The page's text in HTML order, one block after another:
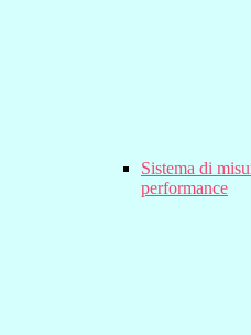
Sistema di
performance